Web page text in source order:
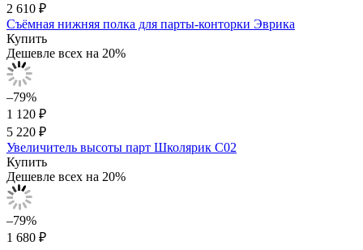
2 610 ₽
Съёмная нижняя полка для парты-конторки Эврика
Купить
Дешевле всех на 20%
–79%
1 120 ₽
5 220 ₽
Увеличитель высоты парт Школярик С02
Купить
Дешевле всех на 20%
–79%
1 680 ₽